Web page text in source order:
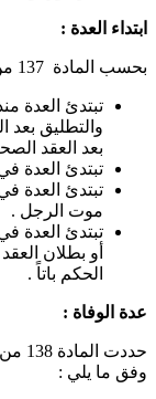
ابتداء العدة :
بحسب المادة 137 من قانون الأحوال الشخصية :
تبتدئ العدة
والتطليق بعد
بعد العقد
تبتدئ العدة
تبتدئ العدة
موت الرجل .
تبتدئ العدة
أو بطلان
الحكم باتاً .
عدة الوفاة :
وفق ما يلي :